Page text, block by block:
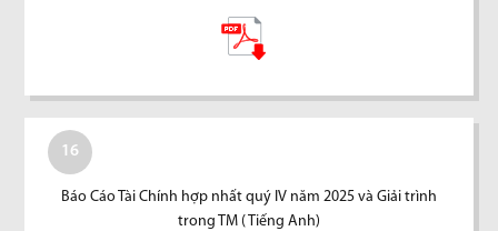
16
Báo Cáo Tài Chính hợp nhất quý IV năm 2025 và Giải trình
trong TM ( Tiếng Anh)